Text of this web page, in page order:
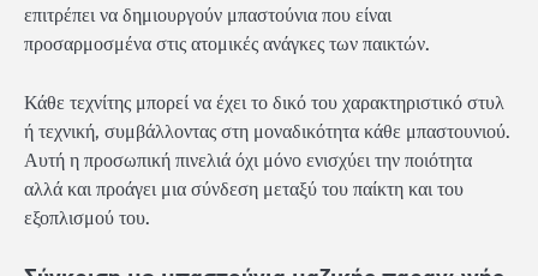
επιτρέπει να δημιουργούν μπαστούνια που είναι
προσαρμοσμένα στις ατομικές ανάγκες των παικτών.
Κάθε τεχνίτης μπορεί να έχει το δικό του χαρακτηριστικό στυλ
ή τεχνική, συμβάλλοντας στη μοναδικότητα κάθε μπαστουνιού.
Αυτή η προσωπική πινελιά όχι μόνο ενισχύει την ποιότητα
αλλά και προάγει μια σύνδεση μεταξύ του παίκτη και του
εξοπλισμού του.